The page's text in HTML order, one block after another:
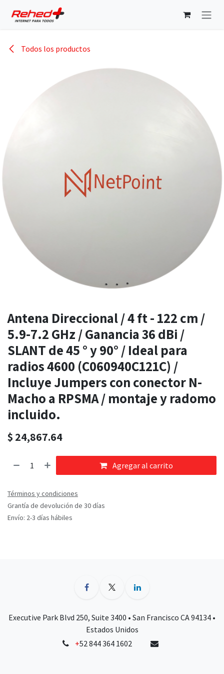
Todos los productos
Antena Direccional / 4 ft - 122 cm /
5.9-7.2 GHz / Ganancia 36 dBi /
SLANT de 45 ° y 90° / Ideal para
radios 4600 (C060940C121C) /
Incluye Jumpers con conector N-
Macho a RPSMA / montaje y radomo
incluido.
$ 24,867.64
Agregar al carrito
Términos y condiciones
Grantía de devolución de 30 días
Envío: 2-3 días hábiles
Executive Park Blvd 250, Suite 3400 • San Francisco CA 94134 •
Estados Unidos
+52 844 364 1602